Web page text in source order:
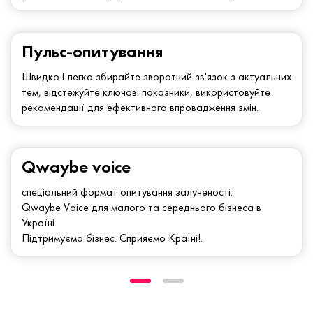
Qwaybe voice
спеціальний формат опитування залученості.
Qwaybe Voice для малого та середнього бізнеса в
Україні.
Підтримуємо бізнес. Сприяємо Країні!.
Пульс-опитування
Швидко і легко збирайте зворотний зв'язок з актуальних
тем, відстежуйте ключові показники, використовуйте
рекомендації для ефективного впровадження змін.